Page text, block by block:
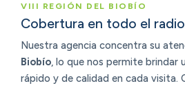
VIII REGIÓN DEL BIOBÍO
Cobertura en todo el
Nuestra agencia concentra su
Biobío, lo que nos permite brindar
rápido y de calidad en cada visita.